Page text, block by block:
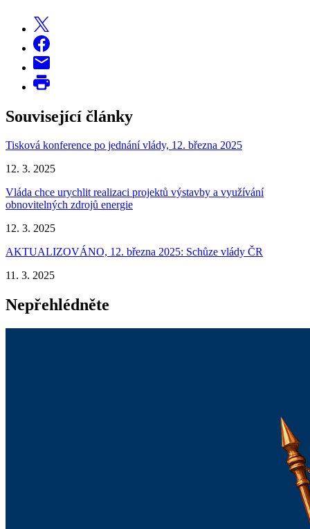
Související články
Tisková konference po jednání vlády, 12. března 2025
12. 3. 2025
Vláda chce urychlit realizaci projektů výstavby a využívání
obnovitelných zdrojů energie
12. 3. 2025
AKTUALIZOVÁNO, 12. března 2025: Schůze vlády ČR
11. 3. 2025
Nepřehlédněte